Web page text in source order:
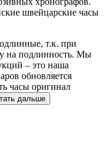
швейцарские часы
т.к. при
на подлинность. Мы
– это наша
обновляется
часы оригинал
дальше